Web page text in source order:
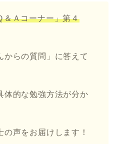
＆Ａコーナー」第４
からの質問」に答えて
体的な勉強方法が分か
声をお届けします！